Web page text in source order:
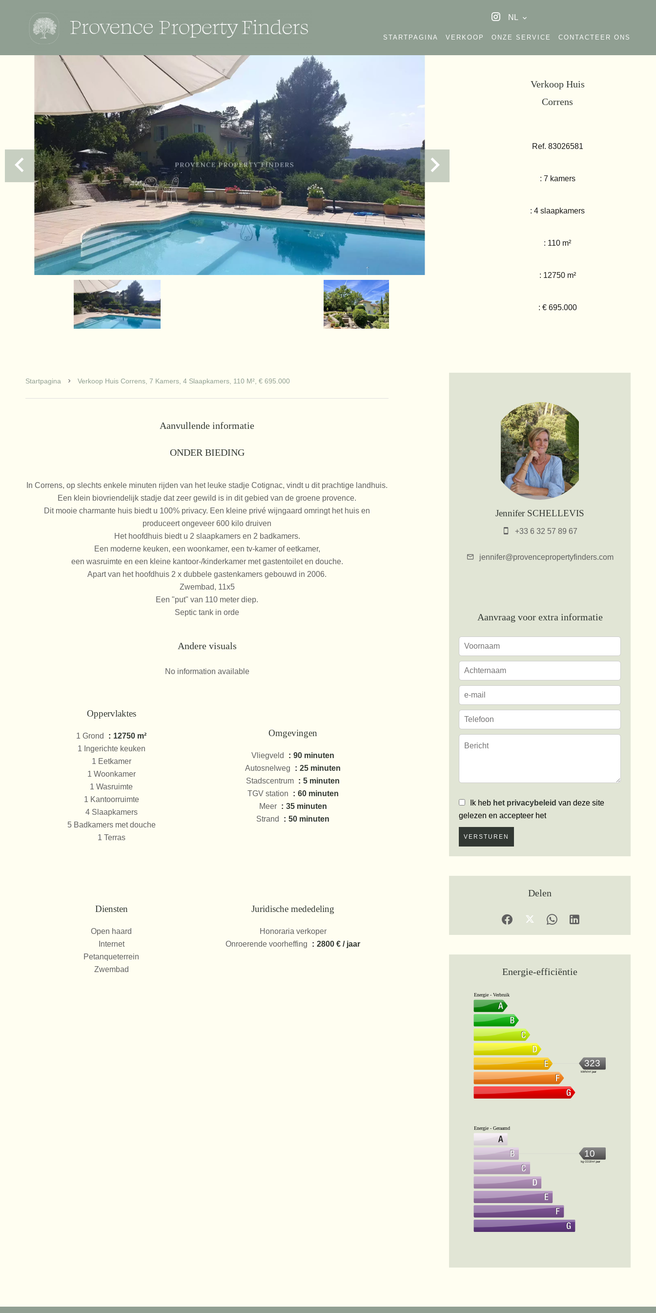
NL
STARTPAGINA VERKOOP ONZE SERVICE CONTACTEER ONS
Verkoop Huis
Correns
Ref. 83026581
: 7 kamers
: 4 slaapkamers
: 110 m²
: 12750 m²
: € 695.000
Startpagina Verkoop Huis Correns, 7 Kamers, 4 Slaapkamers, 110 M², € 695.000
Aanvullende informatie
ONDER BIEDING
In Correns, op slechts enkele minuten rijden van het leuke stadje Cotignac, vindt u dit prachtige landhuis.
Een klein biovriendelijk stadje dat zeer gewild is in dit gebied van de groene provence.
Dit mooie charmante huis biedt u 100% privacy. Een kleine privé wijngaard omringt het huis en
produceert ongeveer 600 kilo druiven
Het hoofdhuis biedt u 2 slaapkamers en 2 badkamers.
Een moderne keuken, een woonkamer, een tv-kamer of eetkamer,
een wasruimte en een kleine kantoor-/kinderkamer met gastentoilet en douche.
Apart van het hoofdhuis 2 x dubbele gastenkamers gebouwd in 2006.
Zwembad, 11x5
Een "put" van 110 meter diep.
Septic tank in orde
Andere visuals
No information available
Oppervlaktes
1 Grond
12750 m²
1 Ingerichte keuken
1 Eetkamer
1 Woonkamer
1 Wasruimte
1 Kantoorruimte
4 Slaapkamers
5 Badkamers met douche
1 Terras
Omgevingen
Vliegveld
90 minuten
Autosnelweg
25 minuten
Stadscentrum
5 minuten
TGV station
60 minuten
Meer
35 minuten
Strand
50 minuten
Diensten
Open haard
Internet
Petanqueterrein
Zwembad
Juridische mededeling
Honoraria verkoper
Onroerende voorheffing
2800 € / jaar
Jennifer SCHELLEVIS
+33 6 32 57 89 67
jennifer@provencepropertyfinders.com
Aanvraag voor extra informatie
Ik heb het privacybeleid van deze site
gelezen en accepteer het
VERSTUREN
Delen
Energie-efficiëntie
Energie - Verbruik
323
kWh/m².jaar
Energie - Geraamd
10
kg CO2/m².jaar